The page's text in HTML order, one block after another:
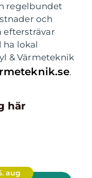
regelbundet
och
eftersträvar
lokal
& Värmeteknik
.
här
aug